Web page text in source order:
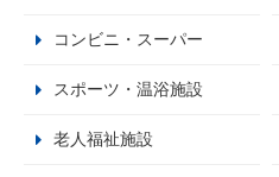
コンビニ・スーパー
スポーツ・温浴施設
老人福祉施設